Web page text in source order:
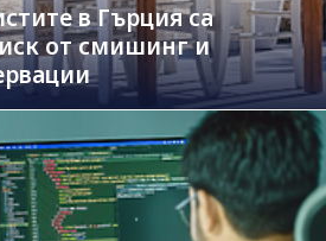
в Гърция са
от смишинг и